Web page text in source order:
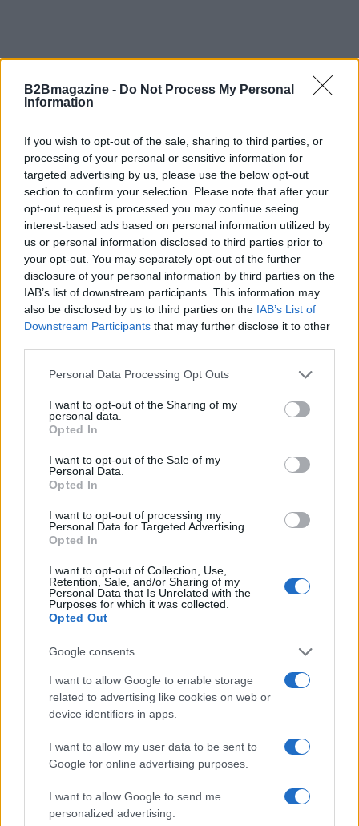
B2Bmagazine - Do Not Process My Personal
Information
If you wish to opt-out of the sale, sharing to third parties, or
processing of your personal or sensitive information for
targeted advertising by us, please use the below opt-out
section to confirm your selection. Please note that after your
opt-out request is processed you may continue seeing
interest-based ads based on personal information utilized by
us or personal information disclosed to third parties prior to
your opt-out. You may separately opt-out of the further
disclosure of your personal information by third parties on the
IAB’s list of downstream participants. This information may
also be disclosed by us to third parties on the IAB’s List of
Downstream Participants that may further disclose it to other
Please note that this website/app uses one or more Google
not limited to your visit or usage behaviour. You may click to
grant or deny consent to Google and its third-party tags to
use your data for below specified purposes in below Google
consent section.
Personal Data Processing Opt Outs
I want to opt-out of the Sharing of my
personal data.
Opted In
I want to opt-out of the Sale of my
Personal Data.
Opted In
I want to opt-out of processing my
Personal Data for Targeted Advertising.
Opted In
I want to opt-out of Collection, Use,
Retention, Sale, and/or Sharing of my
Personal Data that Is Unrelated with the
Purposes for which it was collected.
Opted Out
Google consents
I want to allow Google to enable storage
related to advertising like cookies on web or
device identifiers in apps.
I want to allow my user data to be sent to
Google for online advertising purposes.
I want to allow Google to send me
personalized advertising.
AUTORE
AiAdhubMedia
Continua a leggere